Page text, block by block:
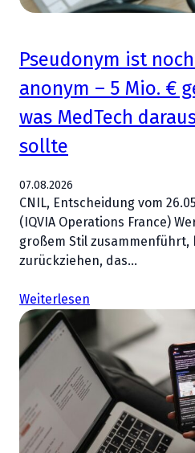
Pseudonym ist
anonym – 5 Mio. €
was MedTech
sollte
07.08.2026
CNIL, Entscheidung vom
(IQVIA Operations France)
großem Stil
zurückziehen, das…
Weiterlesen